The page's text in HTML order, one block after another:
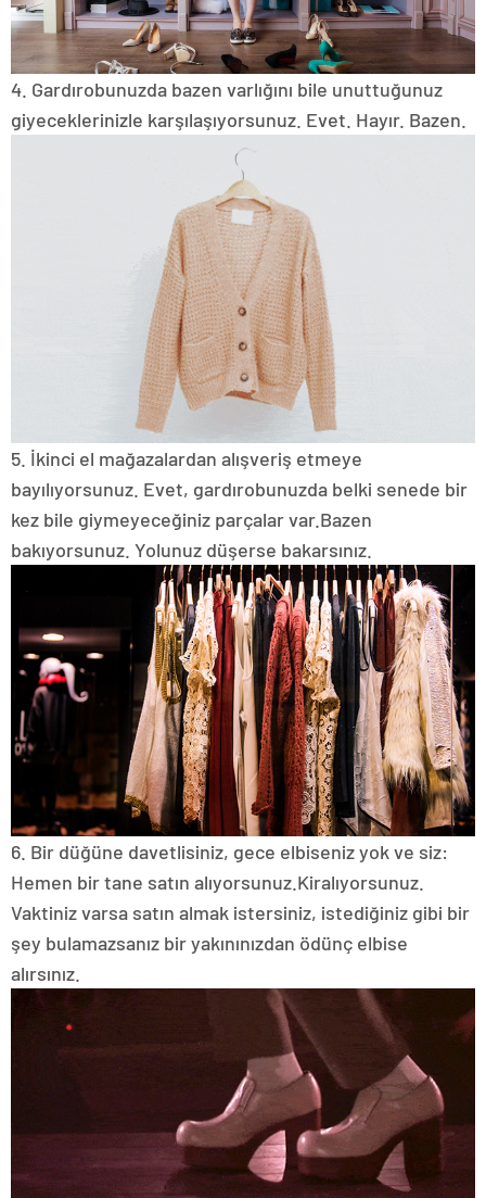
4. Gardırobunuzda bazen varlığını bile unuttuğunuz
giyeceklerinizle karşılaşıyorsunuz. Evet. Hayır. Bazen.
5. İkinci el mağazalardan alışveriş etmeye
bayılıyorsunuz. Evet, gardırobunuzda belki senede bir
kez bile giymeyeceğiniz parçalar var. Bazen
bakıyorsunuz. Yolunuz düşerse bakarsınız.
6. Bir düğüne davetlisiniz, gece elbiseniz yok ve siz:
Hemen bir tane satın alıyorsunuz. Kiralıyorsunuz.
Vaktiniz varsa satın almak istersiniz, istediğiniz gibi bir
şey bulamazsanız bir yakınınızdan ödünç elbise
alırsınız.